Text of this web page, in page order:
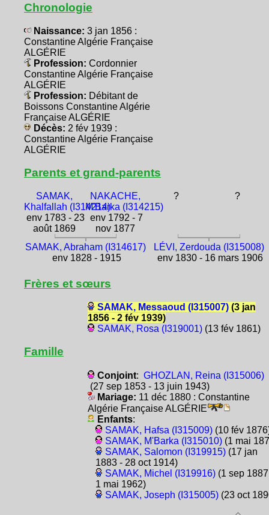
Chronologie
Naissance: 3 jan 1856 :
Constantine Algérie Française
ALGÉRIE
Profession: Cordonnier
Constantine Algérie Française
ALGÉRIE
Profession: Débitant de
Boissons Constantine Algérie
Française ALGÉRIE
Décès: 2 fév 1939 :
Constantine Algérie Française
ALGÉRIE
Parents et grand-parents
SAMAK,
Khalfallah (I314214)
env 1783 - 23
août 1869
NAKACHE,
M'Barka (I314215)
env 1792 - 7
nov 1877
? ?
SAMAK, Abraham (I314617)
env 1828 - 1915
LÉVI, Zerdouda (I315008)
env 1830 - 16 mars 1906
Frères et sœurs
SAMAK, Messaoud (I315007)(3 jan
1856 - 2 fév 1939)
SAMAK, Rosa (I319001)(13 fév 1861)
Famille
Conjoint: GHOZLAN, Reina (I315006)
(27 sep 1853 - 13 juin 1943)
Mariage: 11 déc 1880 : Constantine
Algérie Française ALGÉRIE
Enfants:
SAMAK, Hafsa (I315009)(10 fév
SAMAK, M'Barka (I315010)(1 mai
SAMAK, Salomon (I319915)(17 jan
1883 - 28 oct 1914)
SAMAK, Michel (I319916)(1 sep
1 mai 1962)
SAMAK, Joseph (I315005)(23 oct